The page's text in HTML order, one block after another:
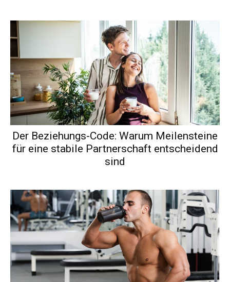
Der Beziehungs-Code: Warum Meilensteine
für eine stabile Partnerschaft entscheidend
sind